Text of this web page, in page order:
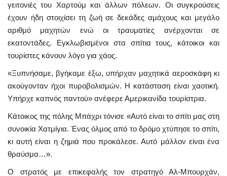
γειτονιές του Χαρτούμ και άλλων πόλεων. Οι συγκρούσεις
έχουν ήδη στοιχίσει τη ζωή σε δεκάδες αμάχους και μεγάλο
αριθμό μαχητών ενώ οι τραυματίες ανέρχονται σε
εκατοντάδες. Εγκλωβισμένοι στα σπίτια τους, κάτοικοι και
τουρίστες κάνουν λόγο για χάος.
«Ξυπνήσαμε, βγήκαμε έξω, υπήρχαν μαχητικά αεροσκάφη κι
ακούγονταν ήχοι πυροβολισμών. Η κατάσταση είναι χαοτική.
Υπήρχε καπνός παντού» ανέφερε Αμερικανίδα τουρίστρια.
Κάτοικος της πόλης Μπάχρι τόνισε «Αυτό είναι το σπίτι μας στη
συνοικία Χατμίγια. Ένας όλμος από το δρόμο χτύπησε το σπίτι,
κι αυτή είναι η ζημιά που προκάλεσε. Αυτό μάλλον είναι ένα
θραύσμα…».
Ο στρατός με επικεφαλής τον στρατηγό Αλ-Μπουρχάν,